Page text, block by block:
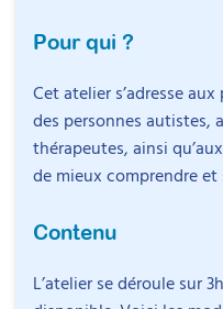
Pour qui ?
Cet atelier s’adresse
des personnes autistes,
thérapeutes, ainsi
de mieux comprendre
Contenu
L’atelier se déroule sur
Intervenant